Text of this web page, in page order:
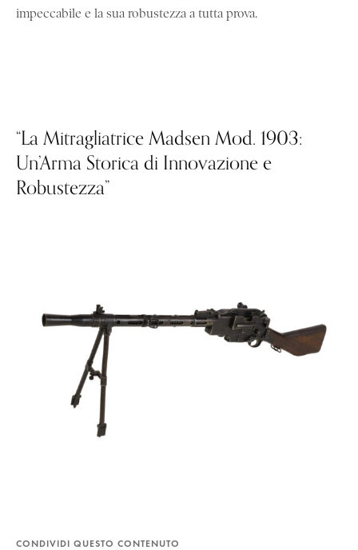
impeccabile e la sua robustezza a tutta prova.
“La Mitragliatrice Madsen Mod. 1903:
Un’Arma Storica di Innovazione e
Robustezza”
CONDIVIDI QUESTO CONTENUTO